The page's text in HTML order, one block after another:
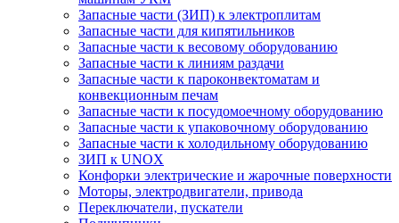
Запасные части (ЗИП) к электроплитам
Запасные части для кипятильников
Запасные части к весовому оборудованию
Запасные части к линиям раздачи
Запасные части к пароконвектоматам и
конвекционным печам
Запасные части к посудомоечному оборудованию
Запасные части к упаковочному оборудованию
Запасные части к холодильному оборудованию
ЗИП к UNOX
Конфорки электрические и жарочные поверхности
Моторы, электродвигатели, привода
Переключатели, пускатели